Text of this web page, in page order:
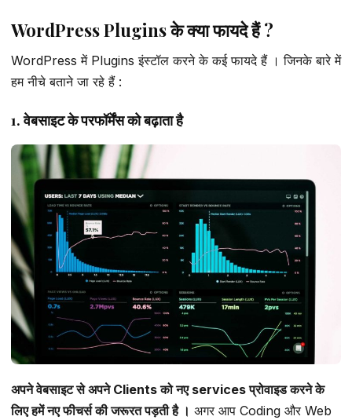
WordPress Plugins के क्या फायदे हैं ?
WordPress में Plugins इंस्टॉल करने के कई फायदे हैं । जिनके बारे में
हम नीचे बताने जा रहे हैं :
1. वेबसाइट के परफॉर्मेंस को बढ़ाता है
अपने वेबसाइट से अपने Clients को नए services प्रोवाइड करने के
लिए हमें नए फीचर्स की जरूरत पड़ती है । अगर आप Coding और Web